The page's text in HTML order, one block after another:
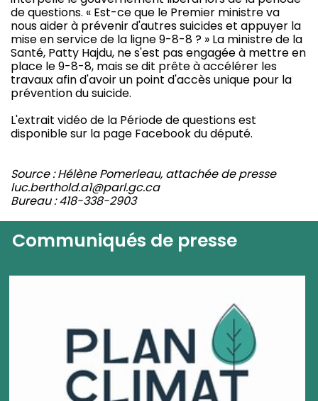
de questions. « Est-ce que le Premier ministre va
nous aider à prévenir d'autres suicides et appuyer la
mise en service de la ligne 9-8-8 ? » La ministre de la
Santé, Patty Hajdu, ne s'est pas engagée à mettre en
place le 9-8-8, mais se dit prête à accélérer les
travaux afin d'avoir un point d'accès unique pour la
prévention du suicide.
L'extrait vidéo de la Période de questions est
disponible sur la page Facebook du député.
Source : Hélène Pomerleau, attachée de presse
luc.berthold.a1@parl.gc.ca
Bureau : 418-338-2903
Communiqués de presse